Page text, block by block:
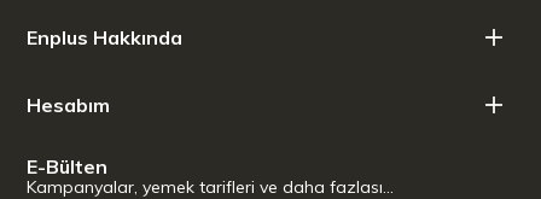
Enplus Hakkında
Hesabım
E-Bülten
Kampanyalar, yemek tarifleri ve daha fazlası…